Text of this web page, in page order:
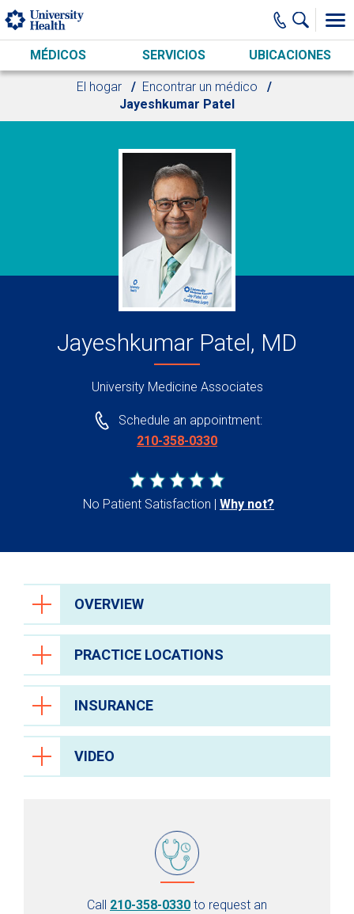
Skip to main content
MÉDICOS SERVICIOS UBICACIONES
El hogar
Encontrar un médico
Jayeshkumar Patel
Jayeshkumar Patel, MD
University Medicine Associates
Schedule an appointment:
210-358-0330
No Patient Satisfaction Why not?
OVERVIEW
PRACTICE LOCATIONS
INSURANCE
VIDEO
Call 210-358-0330 to request an